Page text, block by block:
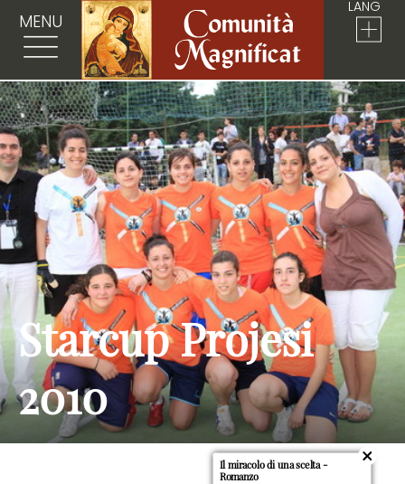
MENU
LANG
Starcup Projesi
2010
Il miracolo di una scelta -
Romanzo